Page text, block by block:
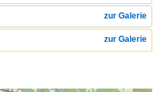
zur Galerie
zur Galerie